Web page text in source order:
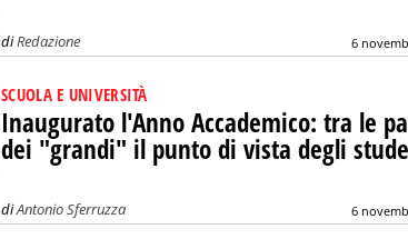
diRedazione 6
SCUOLA E UNIVERSITÀ
Inaugurato l'Anno Accademico: tra le
dei "grandi" il punto di vista degli
diAntonio Sferruzza 6